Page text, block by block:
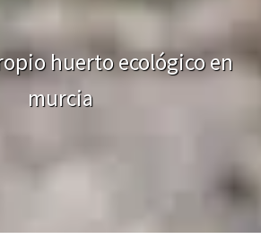
huerto ecológico en
murcia